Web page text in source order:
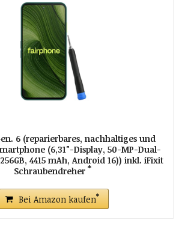
6 (reparierbares, nachhaltiges und
(6,31"-Display, 50-MP-Dual-
4415 mAh, Android 16)) inkl. iFixit
Schraubendreher
Bei Amazon kaufen